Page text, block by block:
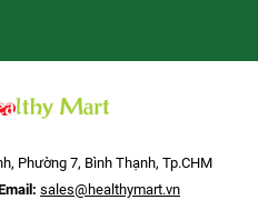
Phường 7, Bình Thạnh, Tp.CHM
sales@healthymart.vn